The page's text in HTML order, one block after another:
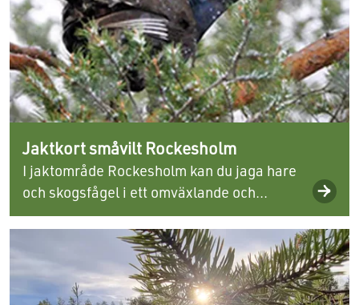
Jaktkort småvilt Rockesholm
I jaktområde Rockesholm kan du jaga hare
och skogsfågel i ett omväxlande och...